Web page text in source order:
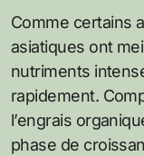
Comme certains
asiatiques ont
nutriments
rapidement.
l’engrais
phase de